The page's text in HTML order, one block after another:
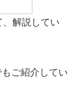
、解説してい
ご紹介してい